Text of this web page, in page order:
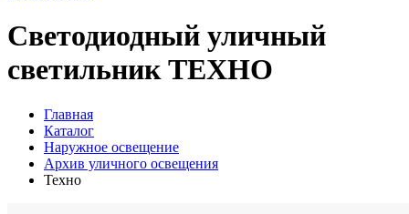
Светодиодный уличный
светильник ТЕХНО
Главная
Каталог
Наружное освещение
Архив уличного освещения
Техно